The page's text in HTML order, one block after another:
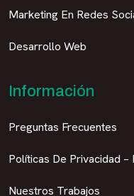
Marketing En Redes
Desarrollo Web
Información
Preguntas Frecuentes
Políticas De Privacidad
Nuestros Trabajos